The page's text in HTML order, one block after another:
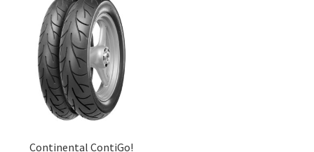
Continental ContiGo!